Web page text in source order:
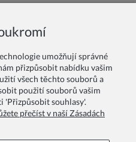
umožňují správné
přizpůsobit nabídku vašim
všech těchto souborů a
použití souborů vašim
'Přizpůsobit souhlasy'.
přečíst v naší Zásadách